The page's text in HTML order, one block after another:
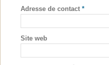
Adresse de contact *
Site web